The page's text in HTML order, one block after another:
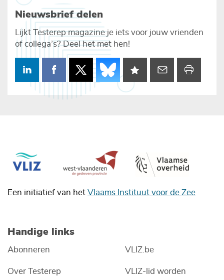
Nieuwsbrief delen
Lijkt Testerep magazine je iets voor jouw vrienden
of collega’s? Deel het met hen!
Een initiatief van het Vlaams Instituut voor de Zee
Handige links
Abonneren
Over Testerep
VLIZ.be
VLIZ-lid worden